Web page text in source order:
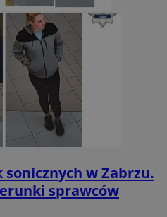
sonicznych w Zabrzu.
sprawców